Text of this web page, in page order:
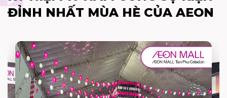
ĐỈNH NHẤT MÙA HÈ CỦA AEON